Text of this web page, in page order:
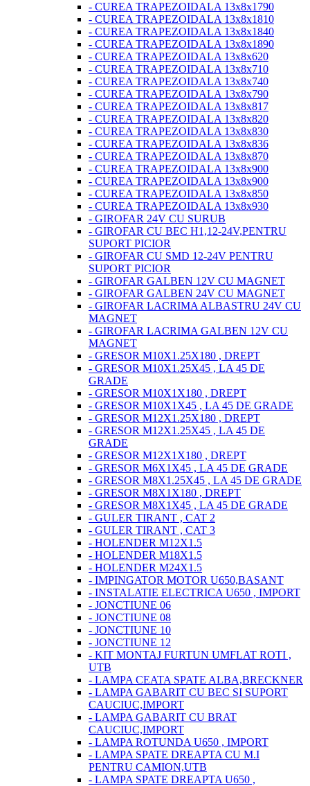
- CUREA TRAPEZOIDALA 13x8x1790
- CUREA TRAPEZOIDALA 13x8x1810
- CUREA TRAPEZOIDALA 13x8x1840
- CUREA TRAPEZOIDALA 13x8x1890
- CUREA TRAPEZOIDALA 13x8x620
- CUREA TRAPEZOIDALA 13x8x710
- CUREA TRAPEZOIDALA 13x8x740
- CUREA TRAPEZOIDALA 13x8x790
- CUREA TRAPEZOIDALA 13x8x817
- CUREA TRAPEZOIDALA 13x8x820
- CUREA TRAPEZOIDALA 13x8x830
- CUREA TRAPEZOIDALA 13x8x836
- CUREA TRAPEZOIDALA 13x8x870
- CUREA TRAPEZOIDALA 13x8x900
- CUREA TRAPEZOIDALA 13x8x900
- CUREA TRAPEZOIDALA 13x8x850
- CUREA TRAPEZOIDALA 13x8x930
- GIROFAR 24V CU SURUB
- GIROFAR CU BEC H1,12-24V,PENTRU
SUPORT PICIOR
- GIROFAR CU SMD 12-24V PENTRU
SUPORT PICIOR
- GIROFAR GALBEN 12V CU MAGNET
- GIROFAR GALBEN 24V CU MAGNET
- GIROFAR LACRIMA ALBASTRU 24V CU
MAGNET
- GIROFAR LACRIMA GALBEN 12V CU
MAGNET
- GRESOR M10X1.25X180 , DREPT
- GRESOR M10X1.25X45 , LA 45 DE
GRADE
- GRESOR M10X1X180 , DREPT
- GRESOR M10X1X45 , LA 45 DE GRADE
- GRESOR M12X1.25X180 , DREPT
- GRESOR M12X1.25X45 , LA 45 DE
GRADE
- GRESOR M12X1X180 , DREPT
- GRESOR M6X1X45 , LA 45 DE GRADE
- GRESOR M8X1.25X45 , LA 45 DE GRADE
- GRESOR M8X1X180 , DREPT
- GRESOR M8X1X45 , LA 45 DE GRADE
- GULER TIRANT , CAT 2
- GULER TIRANT , CAT 3
- HOLENDER M12X1.5
- HOLENDER M18X1.5
- HOLENDER M24X1.5
- IMPINGATOR MOTOR U650,BASANT
- INSTALATIE ELECTRICA U650 , IMPORT
- JONCTIUNE 06
- JONCTIUNE 08
- JONCTIUNE 10
- JONCTIUNE 12
- KIT MONTAJ FURTUN UMFLAT ROTI ,
UTB
- LAMPA CEATA SPATE ALBA,BRECKNER
- LAMPA GABARIT CU BEC SI SUPORT
CAUCIUC,IMPORT
- LAMPA GABARIT CU BRAT
CAUCIUC,IMPORT
- LAMPA ROTUNDA U650 , IMPORT
- LAMPA SPATE DREAPTA CU M.I
PENTRU CAMION,UTB
- LAMPA SPATE DREAPTA U650 ,